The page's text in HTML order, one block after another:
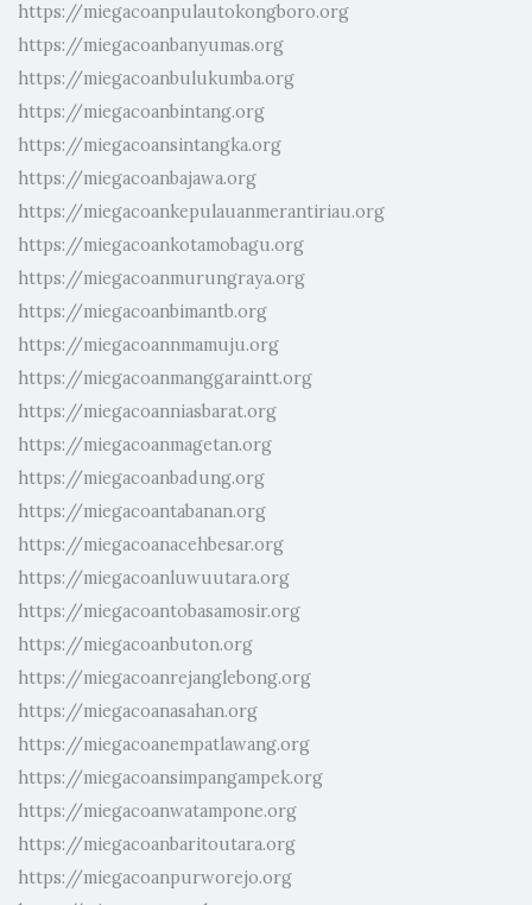
https://miegacoanpulautokongboro.org
https://miegacoanbanyumas.org
https://miegacoanbulukumba.org
https://miegacoanbintang.org
https://miegacoansintangka.org
https://miegacoanbajawa.org
https://miegacoankepulauanmerantiriau.org
https://miegacoankotamobagu.org
https://miegacoanmurungraya.org
https://miegacoanbimantb.org
https://miegacoannmamuju.org
https://miegacoanmanggaraintt.org
https://miegacoanniasbarat.org
https://miegacoanmagetan.org
https://miegacoanbadung.org
https://miegacoantabanan.org
https://miegacoanacehbesar.org
https://miegacoanluwuutara.org
https://miegacoantobasamosir.org
https://miegacoanbuton.org
https://miegacoanrejanglebong.org
https://miegacoanasahan.org
https://miegacoanempatlawang.org
https://miegacoansimpangampek.org
https://miegacoanwatampone.org
https://miegacoanbaritoutara.org
https://miegacoanpurworejo.org